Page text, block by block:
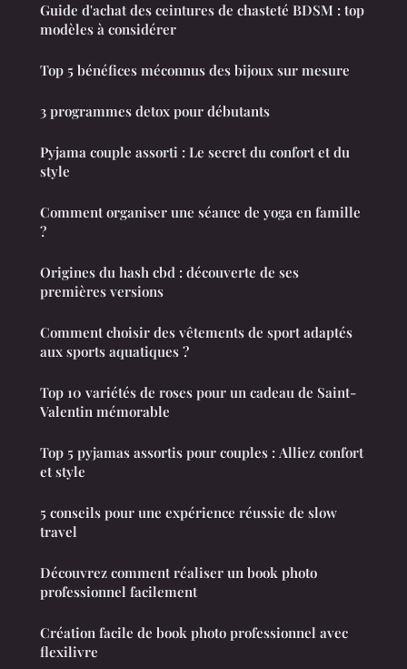
Guide d'achat des ceintures de chasteté BDSM : top
modèles à considérer
Top 5 bénéfices méconnus des bijoux sur mesure
3 programmes detox pour débutants
Pyjama couple assorti : Le secret du confort et du
style
Comment organiser une séance de yoga en famille
?
Origines du hash cbd : découverte de ses
premières versions
Comment choisir des vêtements de sport adaptés
aux sports aquatiques ?
Top 10 variétés de roses pour un cadeau de Saint-
Valentin mémorable
Top 5 pyjamas assortis pour couples : Alliez confort
et style
5 conseils pour une expérience réussie de slow
travel
Découvrez comment réaliser un book photo
professionnel facilement
Création facile de book photo professionnel avec
flexilivre